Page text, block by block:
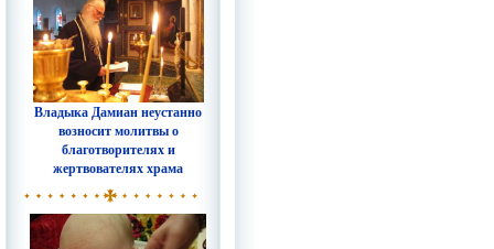
Владыка Дамиан неустанно
возносит молитвы о
благотворителях и
жертвователях храма